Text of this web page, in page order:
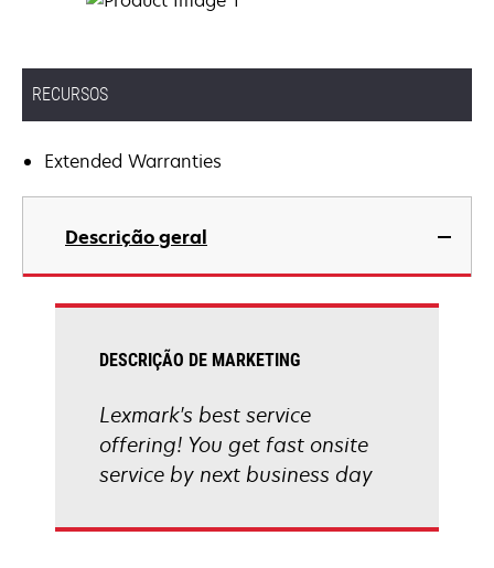
RECURSOS
Extended Warranties
Descrição geral
DESCRIÇÃO DE MARKETING
Lexmark's best service
offering! You get fast onsite
service by next business day